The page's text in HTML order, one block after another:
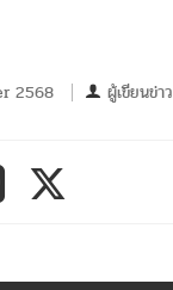
2568 ผู้เขียนข่าว